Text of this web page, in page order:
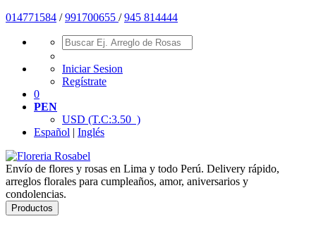
014771584 /991700655 /945 814444
Iniciar Sesion
Regístrate
0
PEN
USD (T.C:3.50 )
Español | Inglés
Envío de flores y rosas en Lima y todo Perú. Delivery rápido,
arreglos florales para cumpleaños, amor, aniversarios y
condolencias.
Productos